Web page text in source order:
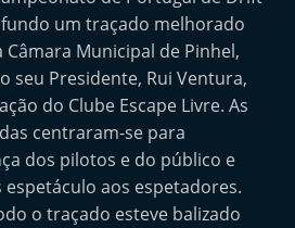
um traçado melhorado
Câmara Municipal de Pinhel,
seu Presidente, Rui Ventura,
do Clube Escape Livre. As
centraram-se para
dos pilotos e do público e
aos espetadores.
o traçado esteve balizado